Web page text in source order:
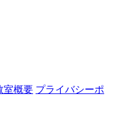
室概要 プライバシーポ